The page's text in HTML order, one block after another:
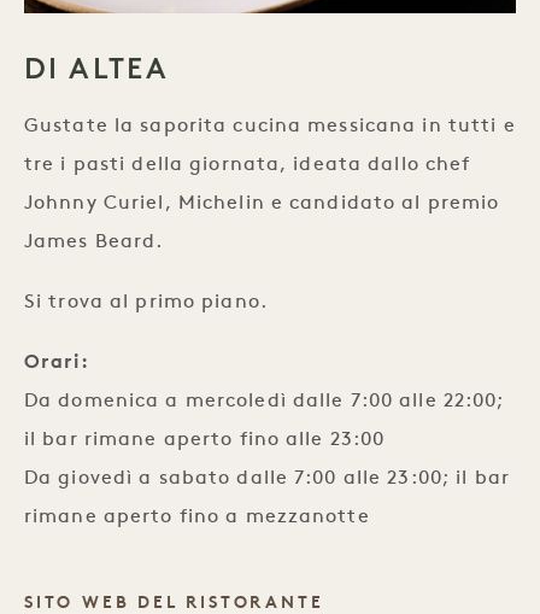
DI ALTEA
Gustate la saporita cucina messicana in tutti e
tre i pasti della giornata, ideata dallo chef
Johnny Curiel, Michelin e candidato al premio
James Beard.
Si trova al primo piano.
Orari:
Da domenica a mercoledì dalle 7:00 alle 22:00;
il bar rimane aperto fino alle 23:00
Da giovedì a sabato dalle 7:00 alle 23:00; il bar
rimane aperto fino a mezzanotte
SITO WEB DEL RISTORANTE